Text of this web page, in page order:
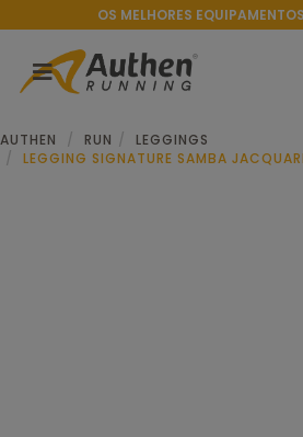
OS MELHORES
AUTHEN RUN
LEGGINGS
LEGGING SIGNATURE SAMBA